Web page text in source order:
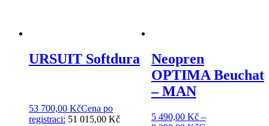
URSUIT Softdura
53 700,00 KčCena po
registraci: 51 015,00 Kč
Neopren
OPTIMA Beuchat
– MAN
5 490,00 Kč–